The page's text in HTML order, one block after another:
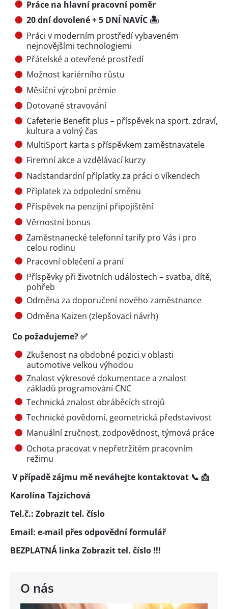
O nás
Práce na hlavní pracovní poměr
20 dní dovolené + 5 DNÍ NAVÍC 🏝️
Práci v moderním prostředí vybaveném
nejnovějšími technologiemi
Přátelské a otevřené prostředí
Možnost kariérního růstu
Měsíční výrobní prémie
Dotované stravování
Cafeterie Benefit plus – příspěvek na sport, zdraví,
kultura a volný čas
MultiSport karta s příspěvkem zaměstnavatele
Firemní akce a vzdělávací kurzy
Nadstandardní příplatky za práci o víkendech
Příplatek za odpolední směnu
Příspěvek na penzijní připojištění
Věrnostní bonus
Zaměstnanecké telefonní tarify pro Vás i pro
celou rodinu
Pracovní oblečení a praní
Příspěvky při životních událostech – svatba, dítě,
pohřeb
Odměna za doporučení nového zaměstnance
Odměna Kaizen (zlepšovací návrh)
Co požadujeme? ✅
Zkušenost na obdobné pozici v oblasti
automotive velkou výhodou
Znalost výkresové dokumentace a znalost
základů programování CNC
Technická znalost obráběcích strojů
Technické povědomí, geometrická představivost
Manuální zručnost, zodpovědnost, týmová práce
Ochota pracovat v nepřetržitém pracovním
režimu
V případě zájmu mě neváhejte kontaktovat 📞 📩
Karolína Tajzichová
Tel.č.: Zobrazit tel. číslo
Email: e-mail přesodpovědní formulář
BEZPLATNÁ linka Zobrazit tel. číslo !!!